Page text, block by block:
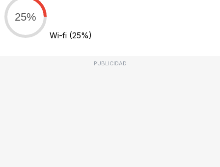
25%
Wi-fi (25%)
PUBLICIDAD